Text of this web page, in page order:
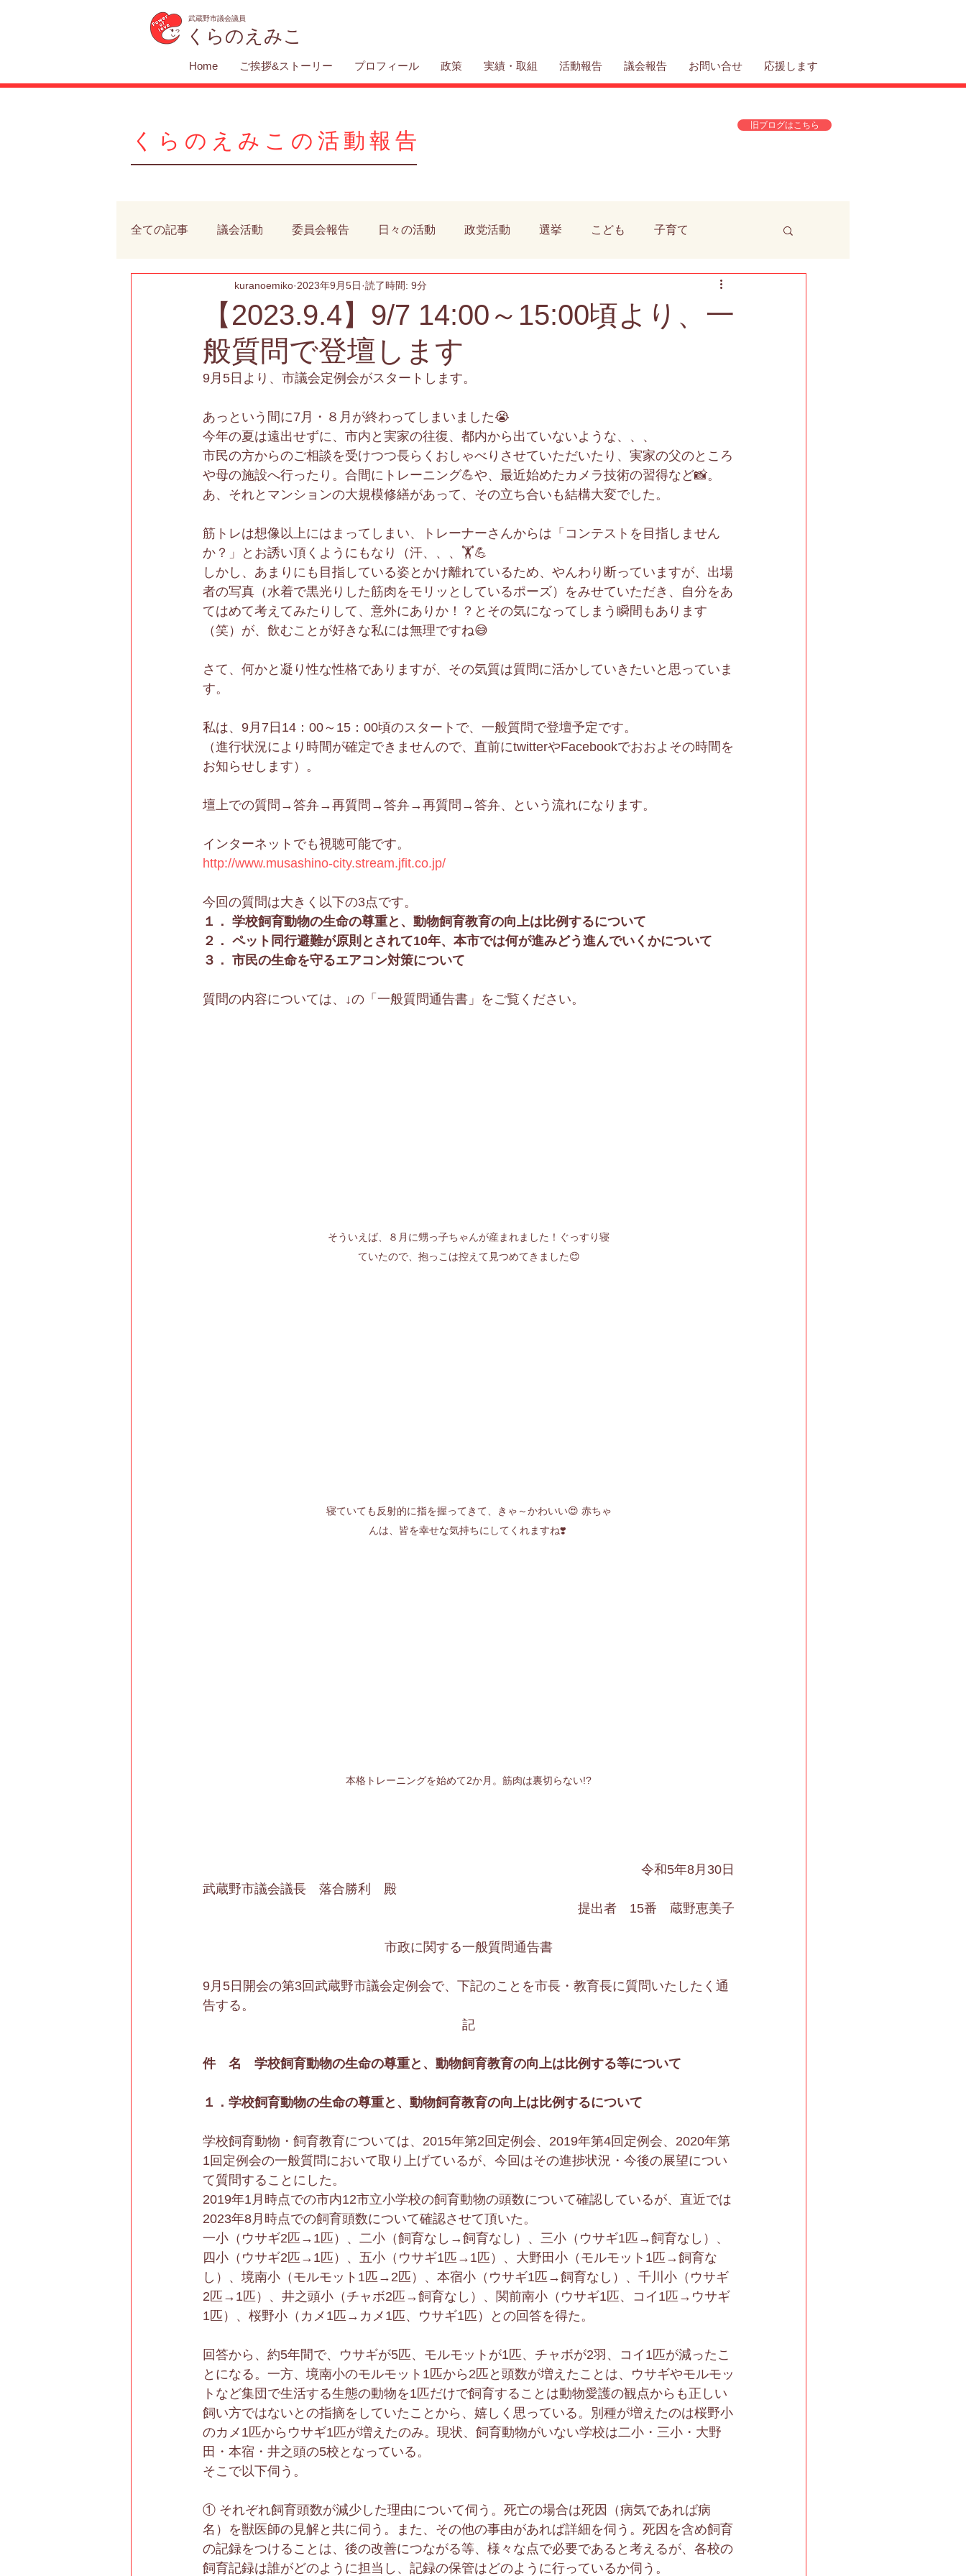
武蔵野市議会議員
くらのえみこ
Home ご挨拶&ストーリー プロフィール 政策 実績・取組 活動報告 議会報告 お問い合せ 応援します
くらのえみこの活動報告
旧ブログはこちら
全ての記事 議会活動 委員会報告 日々の活動 政党活動 選挙 こども 子育て
医療・福祉 動物 公共施設
【2023.9.4】9/7 14:00～15:00頃より、一
般質問で登壇します
kuranoemiko 2023年9月5日 読了時間: 9分
9月5日より、市議会定例会がスタートします。
あっという間に7月・８月が終わってしまいました😭
今年の夏は遠出せずに、市内と実家の往復、都内から出ていないような、、、
市民の方からのご相談を受けつつ長らくおしゃべりさせていただいたり、実家の父のところ
や母の施設へ行ったり。合間にトレーニング💪や、最近始めたカメラ技術の習得など📸。
あ、それとマンションの大規模修繕があって、その立ち合いも結構大変でした。
筋トレは想像以上にはまってしまい、トレーナーさんからは「コンテストを目指しません
か？」とお誘い頂くようにもなり（汗、、、🏋️💪
しかし、あまりにも目指している姿とかけ離れているため、やんわり断っていますが、出場
者の写真（水着で黒光りした筋肉をモリッとしているポーズ）をみせていただき、自分をあ
てはめて考えてみたりして、意外にありか！？とその気になってしまう瞬間もあります
（笑）が、飲むことが好きな私には無理ですね😅
さて、何かと凝り性な性格でありますが、その気質は質問に活かしていきたいと思っていま
す。
私は、9月7日14：00～15：00頃のスタートで、一般質問で登壇予定です。
（進行状況により時間が確定できませんので、直前にtwitterやFacebookでおおよその時間を
お知らせします）。
壇上での質問→答弁→再質問→答弁→再質問→答弁、という流れになります。
インターネットでも視聴可能です。
http://www.musashino-city.stream.jfit.co.jp/
今回の質問は大きく以下の3点です。
１． 学校飼育動物の生命の尊重と、動物飼育教育の向上は比例するについて
２． ペット同行避難が原則とされて10年、本市では何が進みどう進んでいくかについて
３． 市民の生命を守るエアコン対策について
質問の内容については、↓の「一般質問通告書」をご覧ください。
そういえば、８月に甥っ子ちゃんが産まれました！ぐっすり寝
ていたので、抱っこは控えて見つめてきました😊
寝ていても反射的に指を握ってきて、きゃ～かわいい😍 赤ちゃ
んは、皆を幸せな気持ちにしてくれますね❣️
本格トレーニングを始めて2か月。筋肉は裏切らない!?
令和5年8月30日
武蔵野市議会議長　落合勝利　殿
提出者　15番　蔵野恵美子
市政に関する一般質問通告書
9月5日開会の第3回武蔵野市議会定例会で、下記のことを市長・教育長に質問いたしたく通
告する。
記
件　名　学校飼育動物の生命の尊重と、動物飼育教育の向上は比例する等について
１．学校飼育動物の生命の尊重と、動物飼育教育の向上は比例するについて
学校飼育動物・飼育教育については、2015年第2回定例会、2019年第4回定例会、2020年第
1回定例会の一般質問において取り上げているが、今回はその進捗状況・今後の展望につい
て質問することにした。
2019年1月時点での市内12市立小学校の飼育動物の頭数について確認しているが、直近では
2023年8月時点での飼育頭数について確認させて頂いた。
一小（ウサギ2匹→1匹）、二小（飼育なし→飼育なし）、三小（ウサギ1匹→飼育なし）、
四小（ウサギ2匹→1匹）、五小（ウサギ1匹→1匹）、大野田小（モルモット1匹→飼育な
し）、境南小（モルモット1匹→2匹）、本宿小（ウサギ1匹→飼育なし）、千川小（ウサギ
2匹→1匹）、井之頭小（チャボ2匹→飼育なし）、関前南小（ウサギ1匹、コイ1匹→ウサギ
1匹）、桜野小（カメ1匹→カメ1匹、ウサギ1匹）との回答を得た。
回答から、約5年間で、ウサギが5匹、モルモットが1匹、チャボが2羽、コイ1匹が減ったこ
とになる。一方、境南小のモルモット1匹から2匹と頭数が増えたことは、ウサギやモルモッ
トなど集団で生活する生態の動物を1匹だけで飼育することは動物愛護の観点からも正しい
飼い方ではないとの指摘をしていたことから、嬉しく思っている。別種が増えたのは桜野小
のカメ1匹からウサギ1匹が増えたのみ。現状、飼育動物がいない学校は二小・三小・大野
田・本宿・井之頭の5校となっている。
そこで以下伺う。
① それぞれ飼育頭数が減少した理由について伺う。死亡の場合は死因（病気であれば病
名）を獣医師の見解と共に伺う。また、その他の事由があれば詳細を伺う。死因を含め飼育
の記録をつけることは、後の改善につながる等、様々な点で必要であると考えるが、各校の
飼育記録は誰がどのように担当し、記録の保管はどのように行っているか伺う。